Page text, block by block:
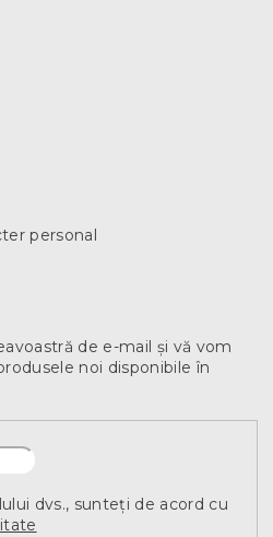
personal
de e-mail şi vă vom
noi disponibile în
dvs., sunteți de acord cu